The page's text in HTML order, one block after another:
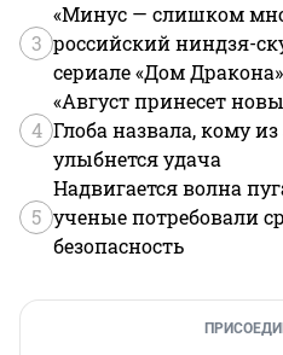
3
«Минус — слишком
российский ниндзя-
сериале «Дом
4
«Август принесет
Глоба назвала, кому
улыбнется удача
5
Надвигается волна
ученые потребовали
безопасность